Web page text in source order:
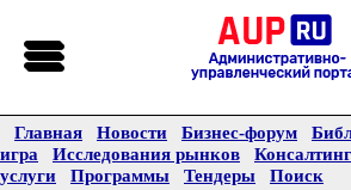
Главная Новости Бизнес-форум
игра
Исследования рынков
услуги
Программы Тендеры Поиск